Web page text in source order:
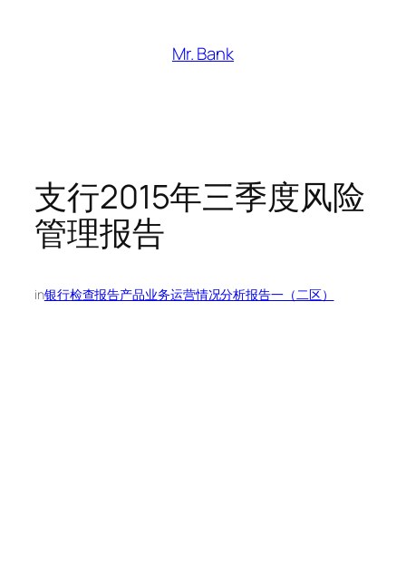
Mr. Bank
支行2015年三季度风险
管理报告
in银行检查报告产品业务运营情况分析报告一（二区）